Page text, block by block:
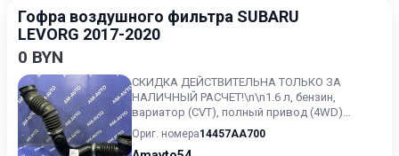
Гофра воздушного фильтра SUBARU
LEVORG 2017-2020
0 BYN
СКИДКА ДЕЙСТВИТЕЛЬНА ТОЛЬКО ЗА
НАЛИЧНЫЙ РАСЧЕТ!\n\n1.6 л, бензин,
вариатор (CVT), полный привод (4WD)
Контрактный, без пробега по РФ. Subaru...
Ориг. номера14457AA700